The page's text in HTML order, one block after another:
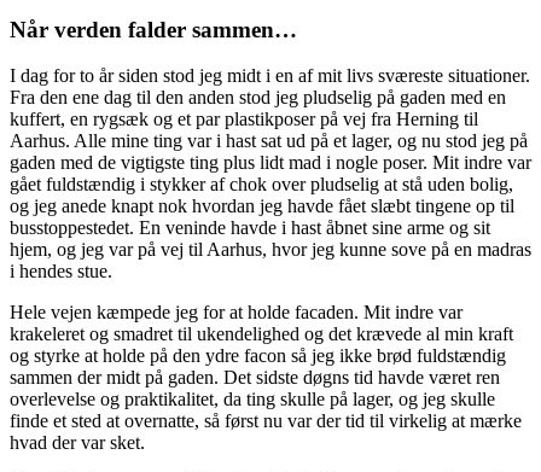
Når verden falder sammen…
I dag for to år siden stod jeg midt i en af mit livs sværeste situationer.
Fra den ene dag til den anden stod jeg pludselig på gaden med en
kuffert, en rygsæk og et par plastikposer på vej fra Herning til
Aarhus. Alle mine ting var i hast sat ud på et lager, og nu stod jeg på
gaden med de vigtigste ting plus lidt mad i nogle poser. Mit indre var
gået fuldstændig i stykker af chok over pludselig at stå uden bolig,
og jeg anede knapt nok hvordan jeg havde fået slæbt tingene op til
busstoppestedet. En veninde havde i hast åbnet sine arme og sit
hjem, og jeg var på vej til Aarhus, hvor jeg kunne sove på en madras
i hendes stue.
Hele vejen kæmpede jeg for at holde facaden. Mit indre var
krakeleret og smadret til ukendelighed og det krævede al min kraft
og styrke at holde på den ydre facon så jeg ikke brød fuldstændig
sammen der midt på gaden. Det sidste døgns tid havde været ren
overlevelse og praktikalitet, da ting skulle på lager, og jeg skulle
finde et sted at overnatte, så først nu var der tid til virkelig at mærke
hvad der var sket.